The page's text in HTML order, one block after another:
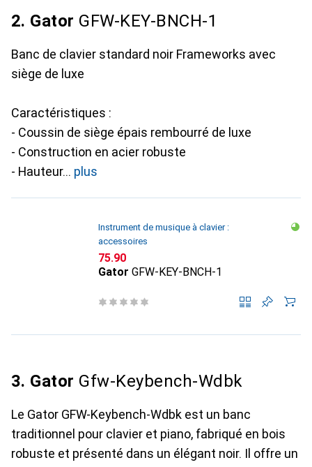
2. Gator GFW-KEY-BNCH-1
Banc de clavier standard noir Frameworks avec
siège de luxe
Caractéristiques :
- Coussin de siège épais rembourré de luxe
- Construction en acier robuste
- Hauteur
plus
Instrument de musique à clavier :
accessoires
CHF
75.90
Gator GFW-KEY-BNCH-1
3. Gator Gfw-Keybench-Wdbk
Le Gator GFW-Keybench-Wdbk est un banc
traditionnel pour clavier et piano, fabriqué en bois
robuste et présenté dans un élégant noir. Il offre un